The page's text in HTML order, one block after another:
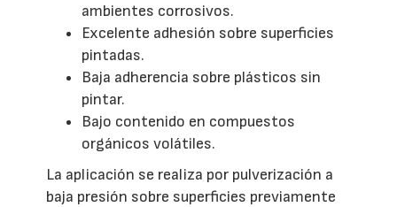
ambientes corrosivos.
Excelente adhesión sobre superficies
pintadas.
Baja adherencia sobre plásticos sin
pintar.
Bajo contenido en compuestos
orgánicos volátiles.
La aplicación se realiza por pulverización a
baja presión sobre superficies previamente